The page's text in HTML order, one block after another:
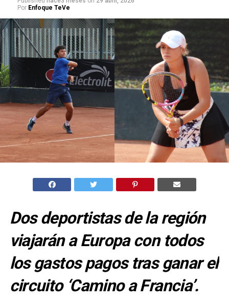
Por Enfoque TeVe
Dos deportistas de la región
viajarán a Europa con todos
los gastos pagos tras ganar el
circuito ‘Camino a Francia’.